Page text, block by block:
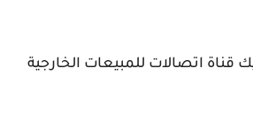
اتصالات للمبيعات الخارجية